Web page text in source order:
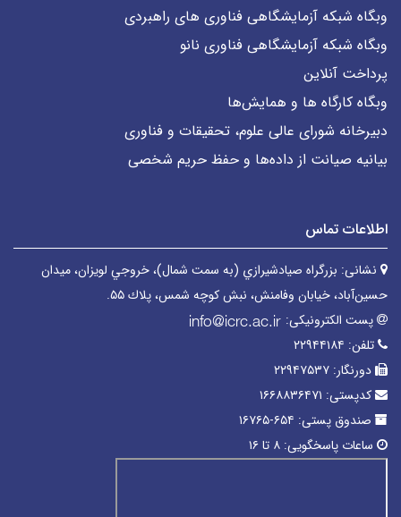
وبگاه شبکه آزمایشگاهی فناوری های راهبردی
وبگاه شبکه آزمایشگاهی فناوری نانو
پرداخت آنلاین
وبگاه کارگاه ها و همایش‌ها
دبیرخانه شورای عالی علوم، تحقیقات و فناوری
بیانیه صیانت از داده‌ها و حفظ حریم شخصی
اطلاعات تماس
نشانی: بزرگراه صیادشیرازي (به سمت شمال)، خروجي لويزان، میدان
حسین‌آباد، خیابان وفامنش، نبش كوچه شمس، پلاك ۵۵.
پست الکترونیکی:
تلفن: ۲۲۹۴۴۱۸۴
دورنگار: ۲۲۹۴۷۵۳۷
کدپستی: ۱۶۶۸۸۳۶۴۷۱
صندوق پستی: ۶۵۴-۱۶۷۶۵
ساعات پاسخگویی: ۸ تا ۱۶